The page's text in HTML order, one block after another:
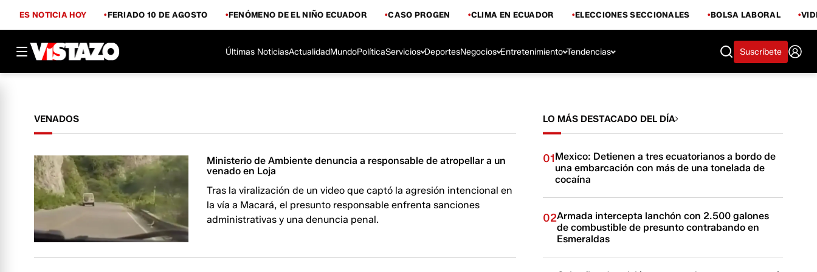
ES NOTICIA HOY FERIADO 10 DE AGOSTO FENÓMENO DE EL NIÑO ECUADOR CASO PROGEN CLIMA EN ECUADOR ELECCIONES SECCIONALES BOLSA LABORAL
Últimas NoticiasActualidadMundoPolíticaServicios DeportesNegocios Entretenimiento Tendencias Suscríbete
VENADOS
Ministerio de Ambiente denuncia a responsable de atropellar a un
venado en Loja
Tras la viralización de un video que captó la agresión intencional en
la vía a Macará, el presunto responsable enfrenta sanciones
administrativas y una denuncia penal.
LO MÁS DESTACADO DEL DÍA
01Mexico: Detienen a tres ecuatorianos a bordo de
una embarcación con más de una tonelada de
cocaína
02Armada intercepta lanchón con 2.500 galones
de combustible de presunto contrabando en
Esmeraldas